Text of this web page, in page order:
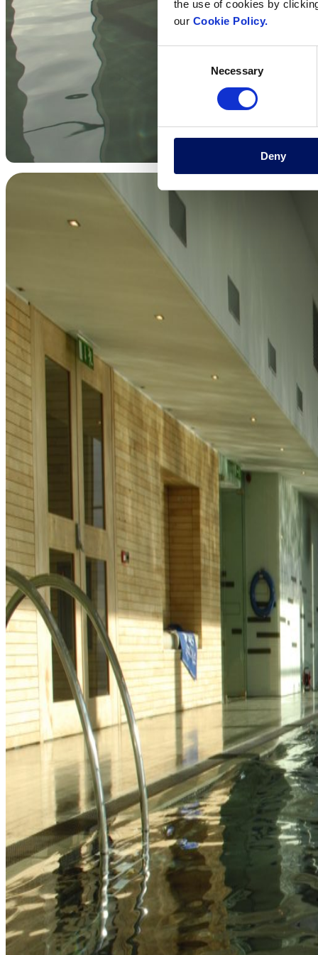
the use of cookies by
our Cookie Policy.
Necessary
Deny